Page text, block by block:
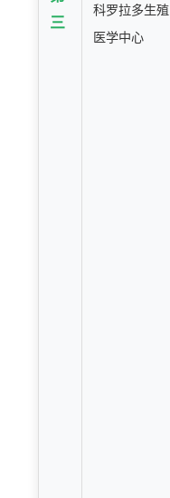
三
科罗拉多生殖
医学中心